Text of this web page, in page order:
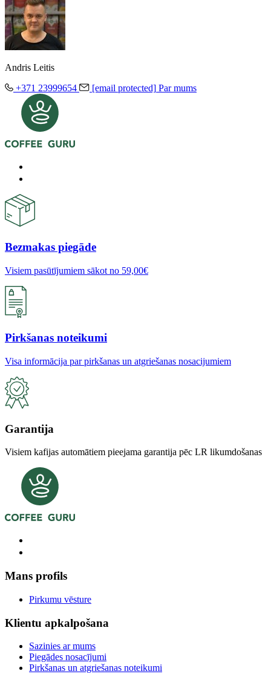
Andris Leitis
+371 23999654
[email protected] Par mums
Bezmakas piegāde
Visiem pasūtījumiem sākot no 59,00€
Pirkšanas noteikumi
Visa informācija par pirkšanas un atgriešanas nosacijumiem
Garantija
Visiem kafijas automātiem pieejama garantija pēc LR likumdošanas
Mans profils
Pirkumu vēsture
Klientu apkalpošana
Sazinies ar mums
Piegādes nosacījumi
Pirkšanas un atgriešanas noteikumi